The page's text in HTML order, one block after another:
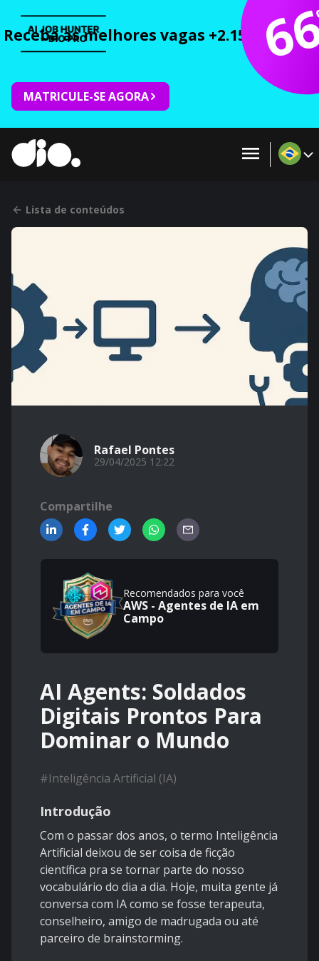
Receba as melhores vagas +2.150 cursos
MATRICULE-SE AGORA
Lista de conteúdos
Rafael Pontes
29/04/2025 12:22
Compartilhe
Recomendados para você
AWS - Agentes de IA em
Campo
AI Agents: Soldados
Digitais Prontos Para
Dominar o Mundo
#Inteligência Artificial (IA)
Introdução
Com o passar dos anos, o termo Inteligência
Artificial deixou de ser coisa de ficção
científica pra se tornar parte do nosso
vocabulário do dia a dia. Hoje, muita gente já
conversa com IA como se fosse terapeuta,
conselheiro, amigo de madrugada ou até
parceiro de brainstorming.